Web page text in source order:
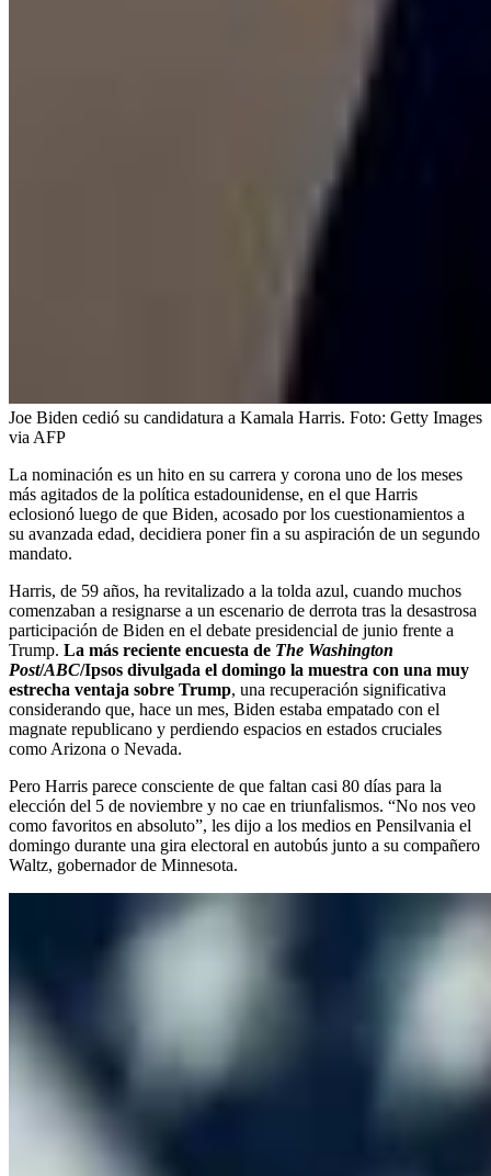
Joe Biden cedió su candidatura a Kamala Harris. Foto: Getty Images
via AFP
La nominación es un hito en su carrera y corona uno de los meses
más agitados de la política estadounidense, en el que Harris
eclosionó luego de que Biden, acosado por los cuestionamientos a
su avanzada edad, decidiera poner fin a su aspiración de un segundo
mandato.
Harris, de 59 años, ha revitalizado a la tolda azul, cuando muchos
comenzaban a resignarse a un escenario de derrota tras la desastrosa
participación de Biden en el debate presidencial de junio frente a
Trump. La más reciente encuesta de The Washington
Post/ABC/Ipsos divulgada el domingo la muestra con una muy
estrecha ventaja sobre Trump, una recuperación significativa
considerando que, hace un mes, Biden estaba empatado con el
magnate republicano y perdiendo espacios en estados cruciales
como Arizona o Nevada.
Pero Harris parece consciente de que faltan casi 80 días para la
elección del 5 de noviembre y no cae en triunfalismos. “No nos veo
como favoritos en absoluto”, les dijo a los medios en Pensilvania el
domingo durante una gira electoral en autobús junto a su compañero
Waltz, gobernador de Minnesota.